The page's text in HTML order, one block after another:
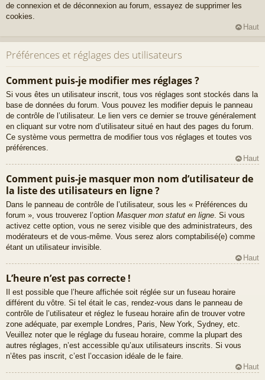
de connexion et de déconnexion au forum, essayez de supprimer les
cookies.
Haut
Préférences et réglages des utilisateurs
Comment puis-je modifier mes réglages ?
Si vous êtes un utilisateur inscrit, tous vos réglages sont stockés dans la
base de données du forum. Vous pouvez les modifier depuis le panneau
de contrôle de l’utilisateur. Le lien vers ce dernier se trouve généralement
en cliquant sur votre nom d’utilisateur situé en haut des pages du forum.
Ce système vous permettra de modifier tous vos réglages et toutes vos
préférences.
Haut
Comment puis-je masquer mon nom d’utilisateur de
la liste des utilisateurs en ligne ?
Dans le panneau de contrôle de l’utilisateur, sous les « Préférences du
forum », vous trouverez l’option Masquer mon statut en ligne. Si vous
activez cette option, vous ne serez visible que des administrateurs, des
modérateurs et de vous-même. Vous serez alors comptabilisé(e) comme
étant un utilisateur invisible.
Haut
L’heure n’est pas correcte !
Il est possible que l’heure affichée soit réglée sur un fuseau horaire
différent du vôtre. Si tel était le cas, rendez-vous dans le panneau de
contrôle de l’utilisateur et réglez le fuseau horaire afin de trouver votre
zone adéquate, par exemple Londres, Paris, New York, Sydney, etc.
Veuillez noter que le réglage du fuseau horaire, comme la plupart des
autres réglages, n’est accessible qu’aux utilisateurs inscrits. Si vous
n’êtes pas inscrit, c’est l’occasion idéale de le faire.
Haut